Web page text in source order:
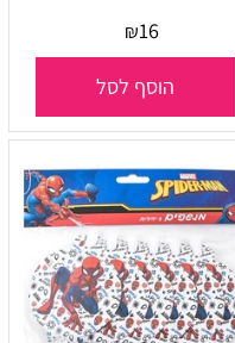
₪16
הוסף לסל